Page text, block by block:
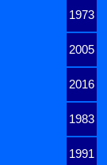
1973
2005
2016
1983
1991